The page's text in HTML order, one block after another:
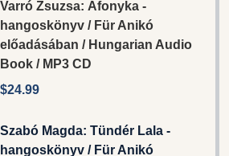
Varró Zsuzsa: Áfonyka -
hangoskönyv / Für Anikó
előadásában / Hungarian Audio
Book / MP3 CD
$24.99
Szabó Magda: Tündér Lala -
hangoskönyv / Für Anikó